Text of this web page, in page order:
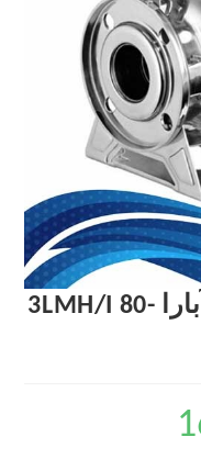
پمپ سانتریفیوژ استیل آبارا 3LMH/I 80-